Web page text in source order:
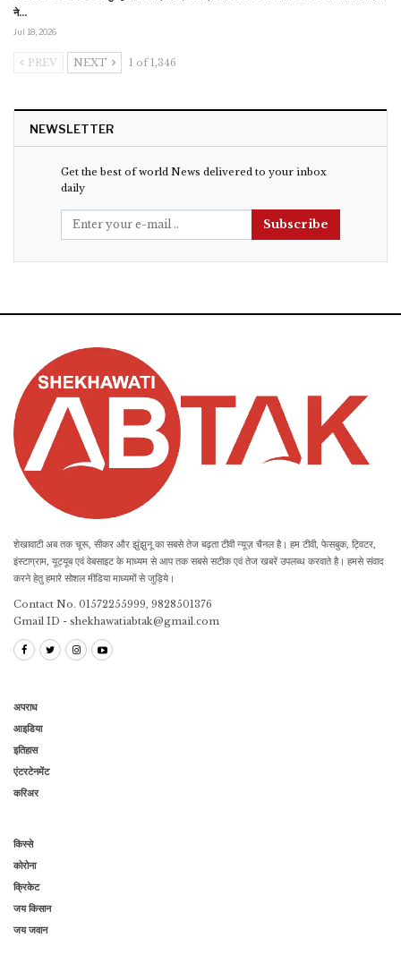
ने…
Jul 18, 2026
PREV NEXT 1 of 1,346
NEWSLETTER
Get the best of world News delivered to your inbox
daily
Subscribe
शेखावाटी अब तक चूरू, सीकर और झुंझुनू का सबसे तेज बढ़ता टीवी न्यूज़ चैनल है। हम टीवी, फेसबुक, ट्विटर,
इंस्टाग्राम, यूट्यूब एवं वेबसाइट के माध्यम से आप तक सबसे सटीक एवं तेज खबरें उपलब्ध करवाते है। हमसे संवाद
करने हेतु हमारे सोशल मीडिया माध्यमों से जुड़िये।
Contact No. 01572255999, 9828501376
Gmail ID - shekhawatiabtak@gmail.com
अपराध
आइडिया
इतिहास
एंटरटेनमेंट
करिअर
किस्से
कोरोना
क्रिकेट
जय किसान
जय जवान